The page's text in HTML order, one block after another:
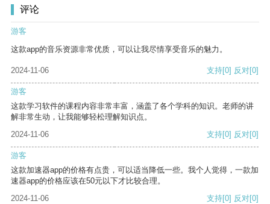
评论
游客
这款app的音乐资源非常优质，可以让我尽情享受音乐的魅力。
2024-11-06 支持[0] 反对[0]
游客
这款学习软件的课程内容非常丰富，涵盖了各个学科的知识。老师的讲
解非常生动，让我能够轻松理解知识点。
2024-11-06
支持[0] 反对[0]
游客
这款加速器app的价格有点贵，可以适当降低一些。我个人觉得，一款加
速器app的价格应该在50元以下才比较合理。
2024-11-06
支持[0] 反对[0]